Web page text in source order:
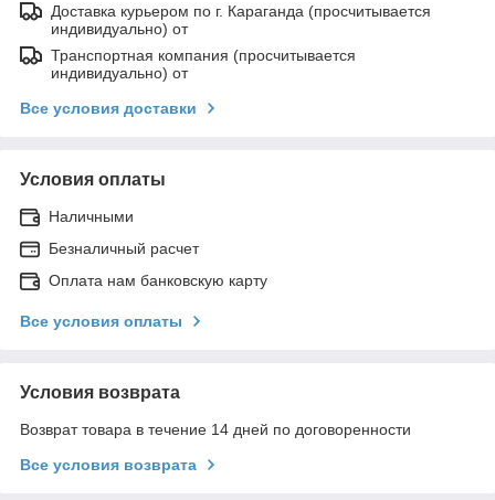
Доставка курьером по г. Караганда (просчитывается
индивидуально) от
Транспортная компания (просчитывается
индивидуально) от
Все условия доставки
Условия оплаты
Наличными
Безналичный расчет
Оплата нам банковскую карту
Все условия оплаты
Условия возврата
Возврат товара в течение 14 дней по договоренности
Все условия возврата